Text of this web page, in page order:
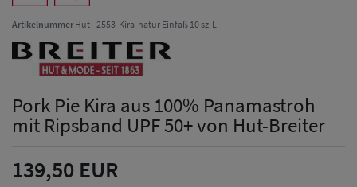
ArtikelnummerHut--2553-Kira-natur Einfaß 10 sz-L
Pork Pie Kira aus 100% Panamastroh
mit Ripsband UPF 50+ von Hut-Breiter
139,50 EUR